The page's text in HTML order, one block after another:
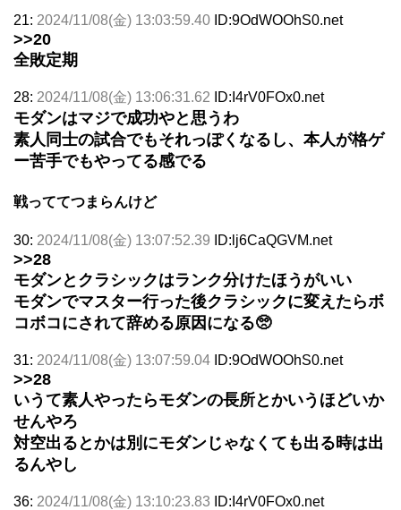
21: 2024/11/08(金) 13:03:59.40 ID:9OdWOOhS0.net
>>20
全敗定期
28: 2024/11/08(金) 13:06:31.62 ID:I4rV0FOx0.net
モダンはマジで成功やと思うわ
素人同士の試合でもそれっぽくなるし、本人が格ゲ
ー苦手でもやってる感でる
戦っててつまらんけど
30: 2024/11/08(金) 13:07:52.39 ID:lj6CaQGVM.net
>>28
モダンとクラシックはランク分けたほうがいい
モダンでマスター行った後クラシックに変えたらボ
コボコにされて辞める原因になる🥺
31: 2024/11/08(金) 13:07:59.04 ID:9OdWOOhS0.net
>>28
いうて素人やったらモダンの長所とかいうほどいか
せんやろ
対空出るとかは別にモダンじゃなくても出る時は出
るんやし
36: 2024/11/08(金) 13:10:23.83 ID:I4rV0FOx0.net